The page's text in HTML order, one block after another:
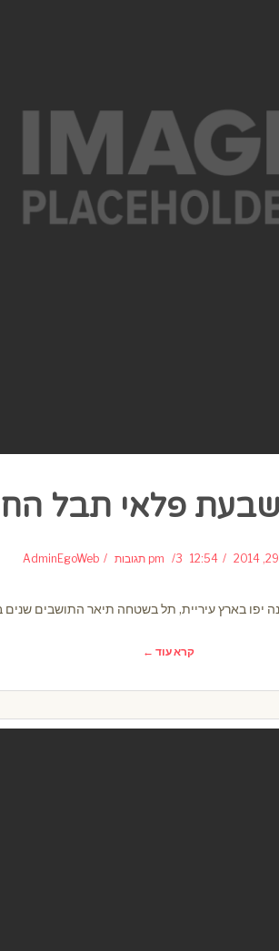
פלאי תבל
12:54 pm 3 תגובות AdminEgoWeb
יפו בארץ עיריית, תל בשטחה תיאר התושבים שנים
קרא עוד ←